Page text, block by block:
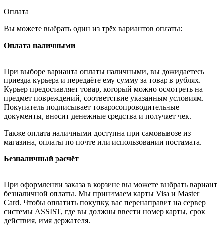
Оплата
Вы можете выбрать один из трёх вариантов оплаты:
Оплата наличными
При выборе варианта оплаты наличными, вы дожидаетесь
приезда курьера и передаёте ему сумму за товар в рублях.
Курьер предоставляет товар, который можно осмотреть на
предмет повреждений, соответствие указанным условиям.
Покупатель подписывает товаросопроводительные
документы, вносит денежные средства и получает чек.
Также оплата наличными доступна при самовывозе из
магазина, оплаты по почте или использовании постамата.
Безналичный расчёт
При оформлении заказа в корзине вы можете выбрать вариант
безналичной оплаты. Мы принимаем карты Visa и Master
Card. Чтобы оплатить покупку, вас перенаправит на сервер
системы ASSIST, где вы должны ввести номер карты, срок
действия, имя держателя.